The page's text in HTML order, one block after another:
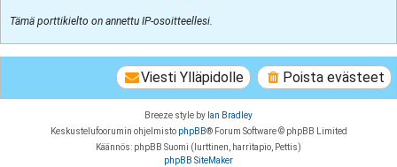
Tämä porttikielto on annettu IP-osoitteellesi.
Poista evästeet
Viesti Ylläpidolle
Breeze style by Ian Bradley
Keskustelufoorumin ohjelmisto phpBB® Forum Software © phpBB Limited
Käännös: phpBB Suomi (lurttinen, harritapio, Pettis)
phpBB SiteMaker